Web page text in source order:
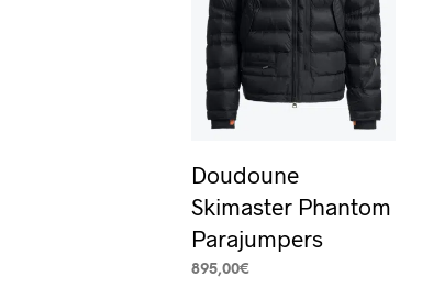
Doudoune
Skimaster Phantom
Parajumpers
895,00€